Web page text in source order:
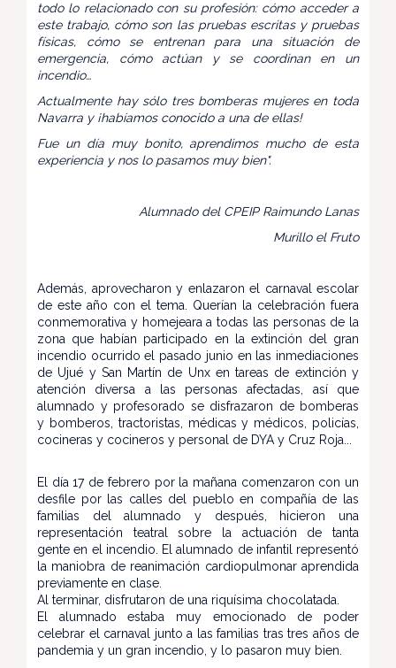
todo lo relacionado con su profesión: cómo acceder a
este trabajo, cómo son las pruebas escritas y pruebas
físicas, cómo se entrenan para una situación de
emergencia, cómo actúan y se coordinan en un
incendio…
Actualmente hay sólo tres bomberas mujeres en toda
Navarra y ¡habíamos conocido a una de ellas!
Fue un día muy bonito, aprendimos mucho de esta
experiencia y nos lo pasamos muy bien".
Alumnado del CPEIP Raimundo Lanas
Murillo el Fruto
Además, aprovecharon y enlazaron el carnaval escolar
de este año con el tema. Querían la celebración fuera
conmemorativa y homejeara a todas las personas de la
zona que habían participado en la extinción del gran
incendio ocurrido el pasado junio en las inmediaciones
de Ujué y San Martín de Unx en tareas de extinción y
atención diversa a las personas afectadas, así que
alumnado y profesorado se disfrazaron de bomberas
y bomberos, tractoristas, médicas y médicos, policías,
cocineras y cocineros y personal de DYA y Cruz Roja...
El día 17 de febrero por la mañana comenzaron con un
desfile por las calles del pueblo en compañía de las
familias del alumnado y después, hicieron una
representación teatral sobre la actuación de tanta
gente en el incendio. El alumnado de infantil representó
la maniobra de reanimación cardiopulmonar aprendida
previamente en clase.
Al terminar, disfrutaron de una riquísima chocolatada.
El alumnado estaba muy emocionado de poder
celebrar el carnaval junto a las familias tras tres años de
pandemia y un gran incendio, y lo pasaron muy bien.